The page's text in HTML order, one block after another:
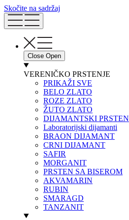
Skočite na sadržaj
Close Open
VERENIČKO PRSTENJE
PRIKAŽI SVE
BELO ZLATO
ROZE ZLATO
ŽUTO ZLATO
DIJAMANTSKI PRSTEN
Laboratorijski dijamanti
BRAON DIJAMANT
CRNI DIJAMANT
SAFIR
MORGANIT
PRSTEN SA BISEROM
AKVAMARIN
RUBIN
SMARAGD
TANZANIT